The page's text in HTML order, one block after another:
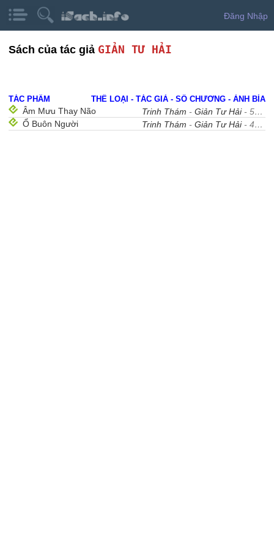
Đăng Nhập
Sách của tác giả GIẢN TƯ HẢI
TÁC PHẨM THỂ LOẠI - TÁC GIẢ - SỐ CHƯƠNG - ẢNH BÌA
Âm Mưu Thay Não Trinh Thám -Giản Tư Hải- 50
Ổ Buôn Người
Trinh Thám -Giản Tư Hải- 41